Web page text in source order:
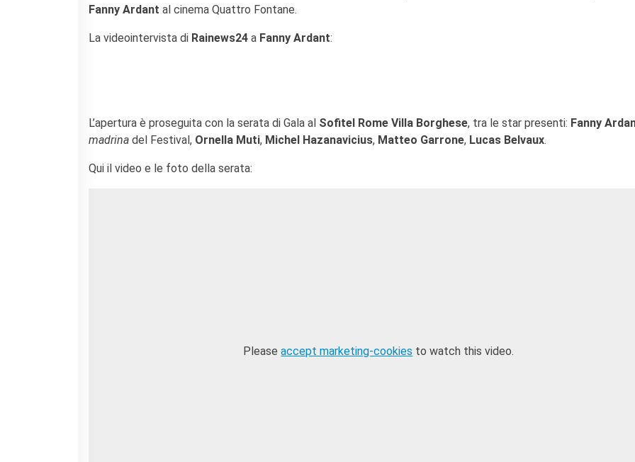
Fanny Ardant al cinema Quattro Fontane.
La videointervista di Rainews24 a Fanny Ardant:
L’apertura è proseguita con la serata di Gala al Sofitel Rome Villa Borghese, tra le star presenti: Fanny
madrina del Festival, Ornella Muti, Michel Hazanavicius, Matteo Garrone, Lucas Belvaux.
Qui il video e le foto della serata:
Pleaseaccept marketing-cookies to watch this video.